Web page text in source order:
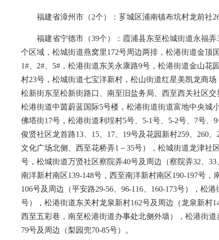
福建省漳州市（2个）：芗城区浦南镇布坑村龙前社
福建省宁德市（39个）：霞浦县东至松城街道永福
个区域，松城街道燕窝里172号周边两排，松港街道金
1#、2#、5#，松港街道东关永康路9号，松港街道金山
村23号，松城街道七宝洋新村，松山街道红星美凯龙商
松新街东至松新街路口、南至旧盐务局、西至西关社区
松港街道中茵蔚蓝国际5号楼，松港街道街道富地中央城
佛塔街17号，松港街道利埕村5号、5-1号、5-2号、7号
俊贤社区龙首路13、15、17、19号及花园新村259、260
文化广场北侧、西至花桥弄1－35号），松城街道龙津社
号，松城街道万贤社区察院弄40号及周边（察院弄32、
南洋新村南区139-148号，西至南洋新村南区190-197号
106号及周边（平安路29-56、96-116、160-173号），松
号），松港街道东关村龙泉新村162号及周边（龙泉新村
西至五彩巷，南至松港街道办事处北侧外墙），松港街
79号及周边（梨园兜70-85号）。